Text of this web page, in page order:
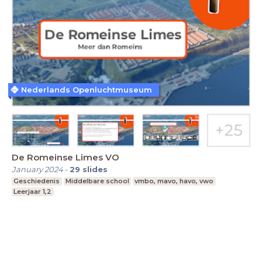
De Romeinse Limes VO
January 2024- 29 slides
Geschiedenis Middelbare school
vmbo, mavo, havo, vwo
Leerjaar 1,2
Nederlands Openluchtmuseum